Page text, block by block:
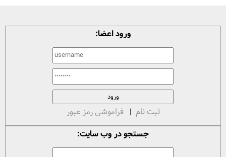
ورود اعضا:
ثبت نام | فراموشی رمز عبور
جستجو در وب سایت: